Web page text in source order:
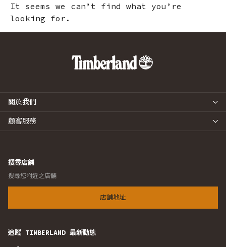
It seems we can’t find what you’re
looking for.
關於我們
顧客服務
搜尋店舖
搜尋您附近之店舖
店舖地址
追蹤 TIMBERLAND 最新動態